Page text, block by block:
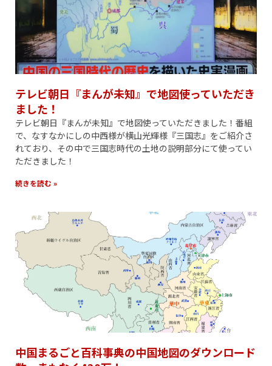
テレビ朝日『まんが未知』で地図使っていただき
ました！
テレビ朝日『まんが未知』で地図使っていただきました！番組
で、なすなかにしの中西様が横山光輝様『三国志』をご紹介さ
れており、その中で三国志時代の土地の説明部分にて使ってい
ただきました！
続きを読む »
中国まるごと百科事典の中国地図のダウンロード